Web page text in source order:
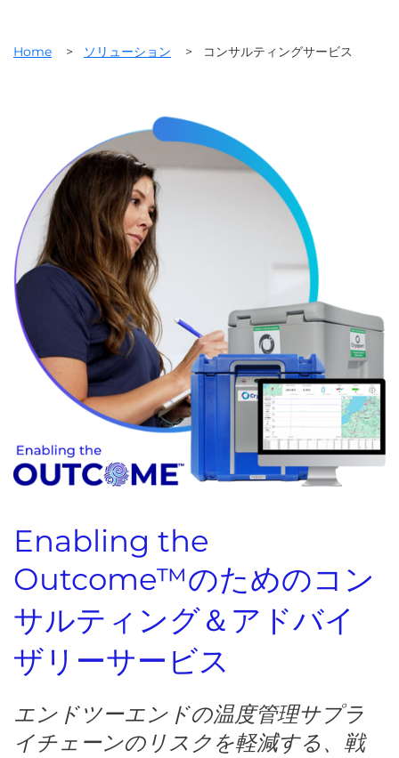
Home > ソリューション > コンサルティングサービス
Enabling the
Outcome™のためのコン
サルティング＆アドバイ
ザリーサービス
エンドツーエンドの温度管理サプラ
イチェーンのリスクを軽減する、戦